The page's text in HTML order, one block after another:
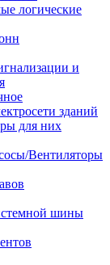
логические
и
зданий
для них
Вентиляторы
шины